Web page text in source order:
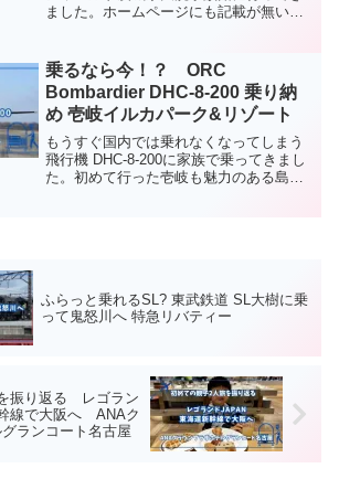
ました。ホームページにも記載が無い子
乗るなら今！？ ORC
Bombardier DHC-8-200 乗り納
め 壱岐イルカパーク&リゾート
もうすぐ国内では乗れなくなってしまう
飛行機 DHC-8-200に家族で乗ってきまし
た。初めて行った壱岐も魅力のある島で
ふらっと乗れるSL? 東武鉄道 SL大樹に乗
って鬼怒川へ 特急リバティー
振り返る レゴラン
線で大阪へ ANAク
ランコート名古屋